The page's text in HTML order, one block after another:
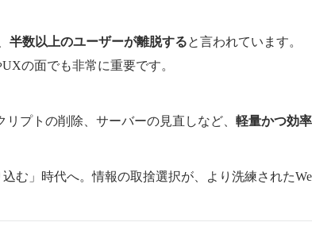
半数以上のユーザーが離脱すると言われています。
の面でも非常に重要です。
プトの削除、サーバーの見直しなど、 軽量かつ効
む」時代へ。情報の取捨選択が、より洗練された